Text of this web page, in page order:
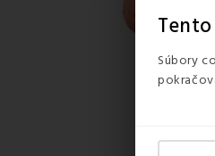
Súbory